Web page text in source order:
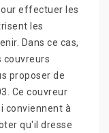
effectuer les
les
Dans ce cas,
couvreurs
proposer de
Ce couvreur
conviennent à
qu'il dresse